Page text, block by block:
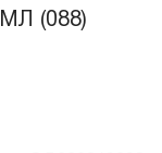
(088)